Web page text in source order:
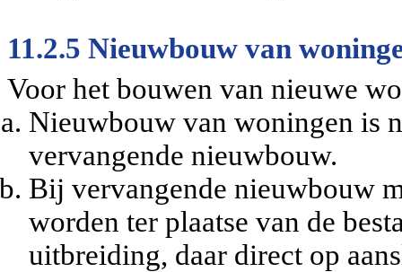
11.2.5 Nieuwbouw van
Voor het bouwen van nieuwe
Nieuwbouw van woningen is
vervangende nieuwbouw.
Bij vervangende nieuwbouw
worden ter plaatse van de
uitbreiding, daar direct op